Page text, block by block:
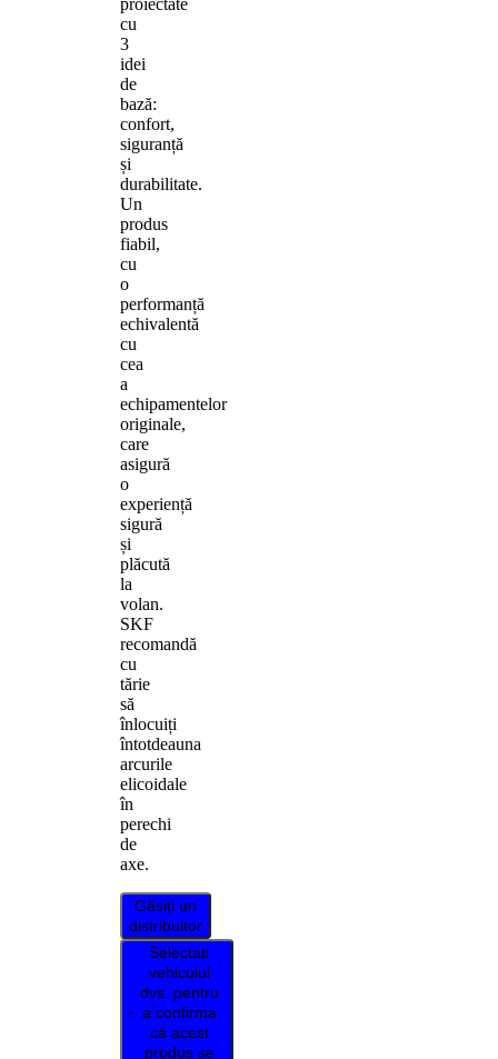
cu
3
idei
de
bază:
confort,
siguranță
și
durabilitate.
Un
produs
fiabil,
cu
o
performanță
echivalentă
cu
cea
a
echipamentelor
originale,
care
asigură
o
experiență
sigură
și
plăcută
la
volan.
SKF
recomandă
cu
tărie
să
înlocuiți
întotdeauna
arcurile
elicoidale
în
perechi
de
axe.
Găsiți un
distribuitor
Selectați
vehiculul
dvs. pentru
a confirma
că acest
produs se